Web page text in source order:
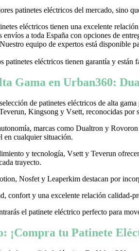
patinetes eléctricos del mercado, sino
eléctricos tienen una excelente
a toda España con opciones de
equipo de expertos está disponible
patinetes eléctricos tienen garantía y
Gama en Urban360:
de patinetes eléctricos de alta
Kingsong y Vsett, reconocidas por
marcas como Dualtron y
en cualquier situación.
y tecnología, Vsett y Teverun
trayecto.
Nosfet y Leaperkim destacan por
confort y una excelente relación calidad-
el patinete eléctrico perfecto para
¡Compra tu Patinete